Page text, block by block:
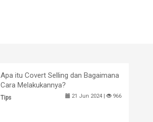
Apa itu Covert Selling dan Bagaimana
Cara Melakukannya?
Tips 21 Jun 2024 | 966